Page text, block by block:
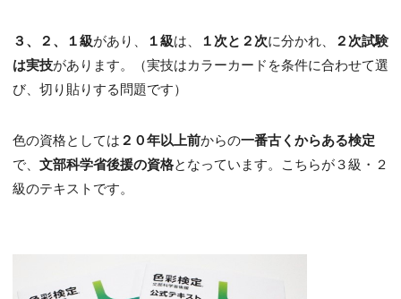
３、２、１級があり、 １級は、 １次と２次に分かれ、
２次試験
は実技があります。（実技はカラーカードを条件に合わせて選
び、切り貼りする問題です）
色の資格としては ２０年以上前からの一番古くからある検定
で、 文部科学省後援の資格となっています。こちらが３級・２
級のテキストです。